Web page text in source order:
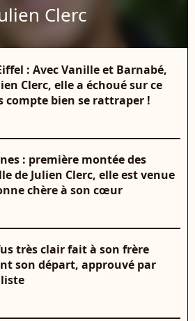
Clerc
: Avec Vanille et Barnabé,
Clerc, elle a échoué sur ce
compte bien se rattraper !
: première montée des
de Julien Clerc, elle est venue
chère à son cœur
très clair fait à son frère
son départ, approuvé par